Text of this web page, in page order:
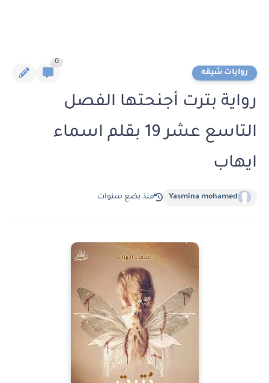
روايات شيقه
0
رواية بترت أجنحتها الفصل
التاسع عشر 19 بقلم اسماء
ايهاب
Yasmina mohamed منذ بضع سنوات